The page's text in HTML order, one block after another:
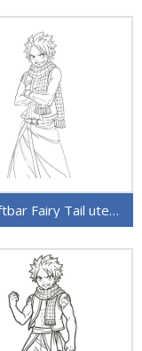
Utskriftbar Fairy Tail uten kostnad